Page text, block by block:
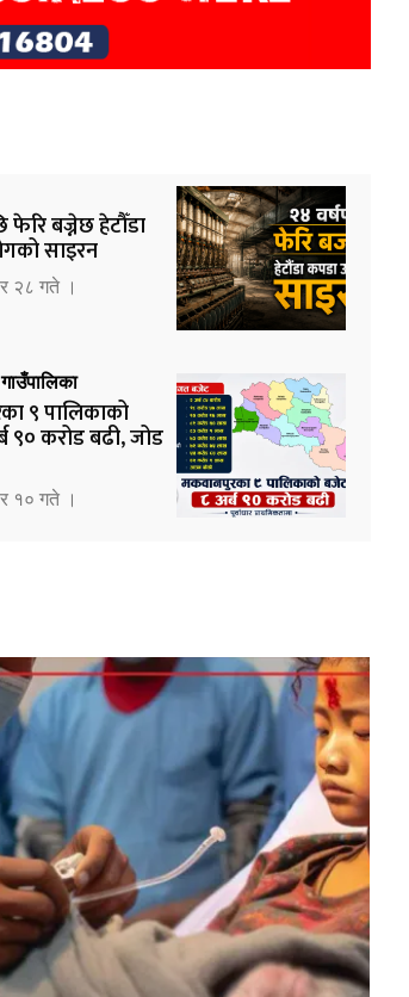
फेरि बज्नेछ हेटौँडा
साइरन
२८ गते ।
९ पालिकाको
९० करोड बढी, जोड
१० गते ।